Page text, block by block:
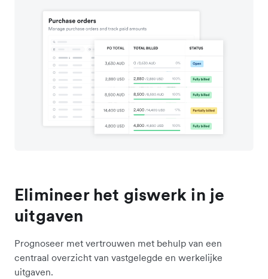
Elimineer het giswerk in je
uitgaven
Prognoseer met vertrouwen met behulp van een
centraal overzicht van vastgelegde en werkelijke
uitgaven.